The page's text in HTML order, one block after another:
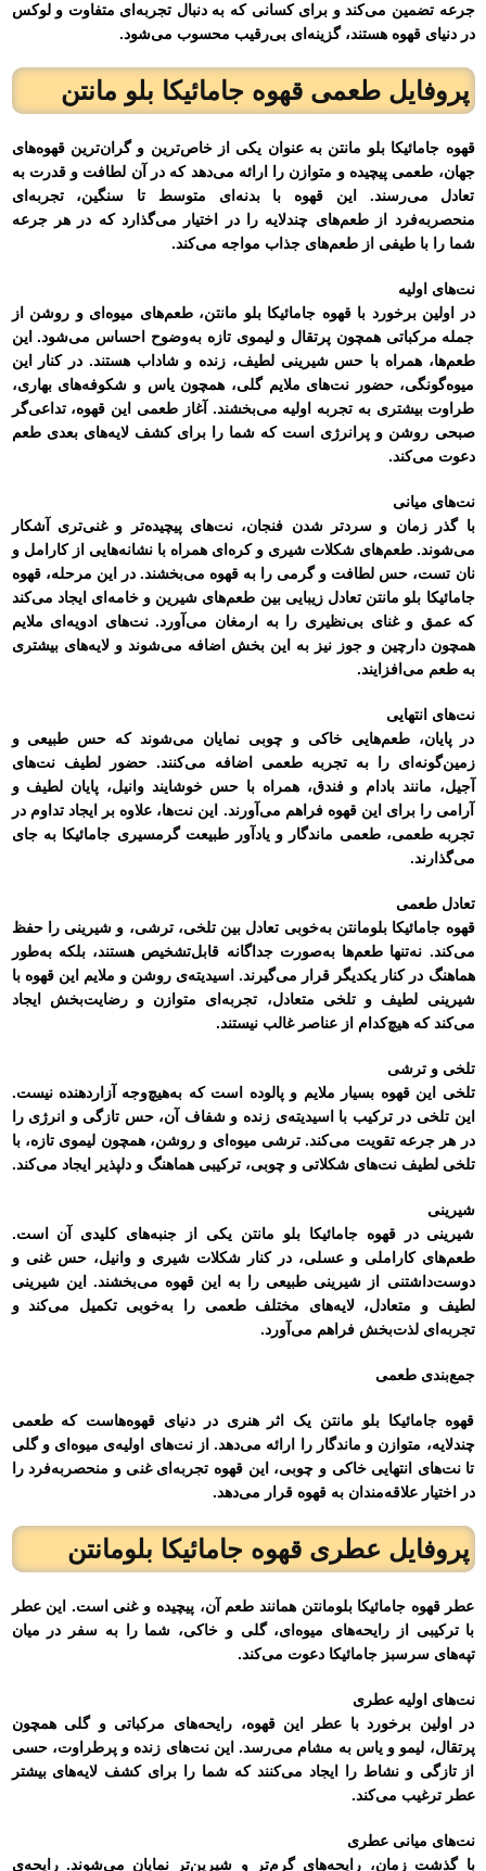
جرعه تضمین می‌کند و برای کسانی که به دنبال تجربه‌ای متفاوت و لوکس
در دنیای قهوه هستند، گزینه‌ای بی‌رقیب محسوب می‌شود.
پروفایل طعمی قهوه جامائیکا بلو مانتن
قهوه جامائیکا بلو مانتن به عنوان یکی از خاص‌ترین و گران‌ترین قهوه‌های
جهان، طعمی پیچیده و متوازن را ارائه می‌دهد که در آن لطافت و قدرت به
تعادل می‌رسند. این قهوه با بدنه‌ای متوسط تا سنگین، تجربه‌ای
منحصر‌به‌فرد از طعم‌های چندلایه را در اختیار می‌گذارد که در هر جرعه
شما را با طیفی از طعم‌های جذاب مواجه می‌کند.
نت‌های اولیه
در اولین برخورد با قهوه جامائیکا بلو مانتن، طعم‌های میوه‌ای و روشن از
جمله مرکباتی همچون پرتقال و لیموی تازه به‌وضوح احساس می‌شود. این
طعم‌ها، همراه با حس شیرینی لطیف، زنده و شاداب هستند. در کنار این
میوه‌گونگی، حضور نت‌های ملایم گلی، همچون یاس و شکوفه‌های بهاری،
طراوت بیشتری به تجربه اولیه می‌بخشند. آغاز طعمی این قهوه، تداعی‌گر
صبحی روشن و پرانرژی است که شما را برای کشف لایه‌های بعدی طعم
دعوت می‌کند.
نت‌های میانی
با گذر زمان و سردتر شدن فنجان، نت‌های پیچیده‌تر و غنی‌تری آشکار
می‌شوند. طعم‌های شکلات شیری و کره‌ای همراه با نشانه‌هایی از کارامل و
نان تست، حس لطافت و گرمی را به قهوه می‌بخشند. در این مرحله، قهوه
جامائیکا بلو مانتن تعادل زیبایی بین طعم‌های شیرین و خامه‌ای ایجاد می‌کند
که عمق و غنای بی‌نظیری را به ارمغان می‌آورد. نت‌های ادویه‌ای ملایم
همچون دارچین و جوز نیز به این بخش اضافه می‌شوند و لایه‌های بیشتری
به طعم می‌افزایند.
نت‌های انتهایی
در پایان، طعم‌هایی خاکی و چوبی نمایان می‌شوند که حس طبیعی و
زمین‌گونه‌ای را به تجربه طعمی اضافه می‌کنند. حضور لطیف نت‌های
آجیل، مانند بادام و فندق، همراه با حس خوشایند وانیل، پایان لطیف و
آرامی را برای این قهوه فراهم می‌آورند. این نت‌ها، علاوه بر ایجاد تداوم در
تجربه طعمی، طعمی ماندگار و یادآور طبیعت گرمسیری جامائیکا به جای
می‌گذارند.
تعادل طعمی
قهوه جامائیکا بلومانتن به‌خوبی تعادل بین تلخی، ترشی، و شیرینی را حفظ
می‌کند. نه‌تنها طعم‌ها به‌صورت جداگانه قابل‌تشخیص هستند، بلکه به‌طور
هماهنگ در کنار یکدیگر قرار می‌گیرند. اسیدیته‌ی روشن و ملایم این قهوه با
شیرینی لطیف و تلخی متعادل، تجربه‌ای متوازن و رضایت‌بخش ایجاد
می‌کند که هیچ‌کدام از عناصر غالب نیستند.
تلخی و ترشی
تلخی این قهوه بسیار ملایم و پالوده است که به‌هیچ‌وجه آزاردهنده نیست.
این تلخی در ترکیب با اسیدیته‌ی زنده و شفاف آن، حس تازگی و انرژی را
در هر جرعه تقویت می‌کند. ترشی میوه‌ای و روشن، همچون لیموی تازه، با
تلخی لطیف نت‌های شکلاتی و چوبی، ترکیبی هماهنگ و دلپذیر ایجاد می‌کند.
شیرینی
شیرینی در قهوه جامائیکا بلو مانتن یکی از جنبه‌های کلیدی آن است.
طعم‌های کاراملی و عسلی، در کنار شکلات شیری و وانیل، حس غنی و
دوست‌داشتنی از شیرینی طبیعی را به این قهوه می‌بخشند. این شیرینی
لطیف و متعادل، لایه‌های مختلف طعمی را به‌خوبی تکمیل می‌کند و
تجربه‌ای لذت‌بخش فراهم می‌آورد.
جمع‌بندی طعمی
قهوه جامائیکا بلو مانتن یک اثر هنری در دنیای قهوه‌هاست که طعمی
چندلایه، متوازن و ماندگار را ارائه می‌دهد. از نت‌های اولیه‌ی میوه‌ای و گلی
تا نت‌های انتهایی خاکی و چوبی، این قهوه تجربه‌ای غنی و منحصربه‌فرد را
در اختیار علاقه‌مندان به قهوه قرار می‌دهد.
پروفایل عطری قهوه جامائیکا بلومانتن
عطر قهوه جامائیکا بلومانتن همانند طعم آن، پیچیده و غنی است. این عطر
با ترکیبی از رایحه‌های میوه‌ای، گلی و خاکی، شما را به سفر در میان
تپه‌های سرسبز جامائیکا دعوت می‌کند.
نت‌های اولیه عطری
در اولین برخورد با عطر این قهوه، رایحه‌های مرکباتی و گلی همچون
پرتقال، لیمو و یاس به مشام می‌رسد. این نت‌های زنده و پرطراوت، حسی
از تازگی و نشاط را ایجاد می‌کنند که شما را برای کشف لایه‌های بیشتر
عطر ترغیب می‌کند.
نت‌های میانی عطری
با گذشت زمان، رایحه‌های گرم‌تر و شیرین‌تر نمایان می‌شوند. رایحه‌ی